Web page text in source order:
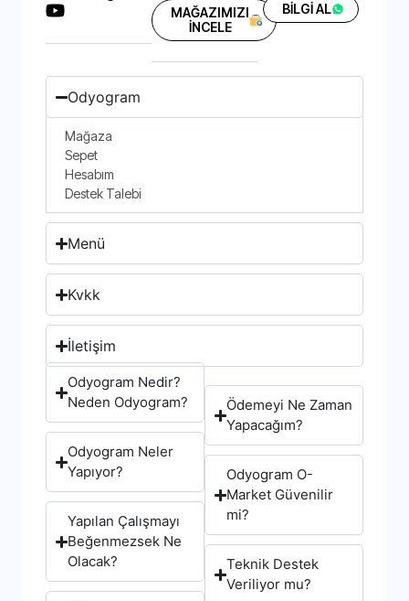
MAĞAZIMIZI
İNCELE
BİLGİ AL
Odyogram
Mağaza
Sepet
Hesabım
Destek Talebi
Menü
Kvkk
İletişim
Odyogram Nedir?
Neden Odyogram?
Odyogram Neler
Yapıyor?
Yapılan Çalışmayı
Beğenmezsek Ne
Olacak?
Ödemeyi Ne Zaman
Yapacağım?
Odyogram O-
Market Güvenilir
mi?
Teknik Destek
Veriliyor mu?